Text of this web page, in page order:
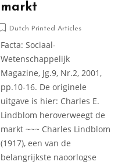
markt
Dutch Printed Articles
Facta: Sociaal-
Wetenschappelijk
Magazine, Jg.9, Nr.2, 2001,
pp.10-16. De originele
uitgave is hier: Charles E.
Lindblom heroverweegt de
markt ~~~ Charles Lindblom
(1917), een van de
belangrijkste naoorlogse